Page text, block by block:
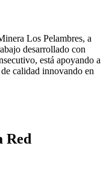
Los Pelambres, a
desarrollado con
está apoyando a
calidad innovando en
Red